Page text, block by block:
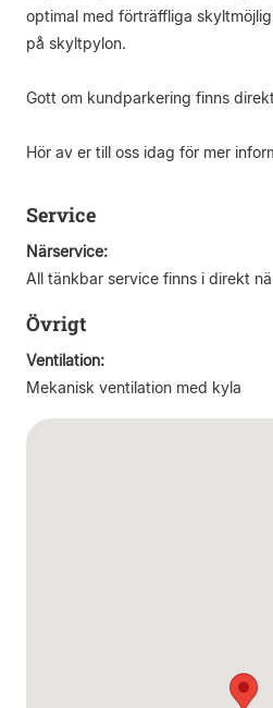
optimal med förträffliga
på skyltpylon.
Gott om kundparkering finns
Hör av er till oss idag för mer
Service
Närservice:
All tänkbar service finns i direkt
Övrigt
Ventilation:
Mekanisk ventilation med kyla